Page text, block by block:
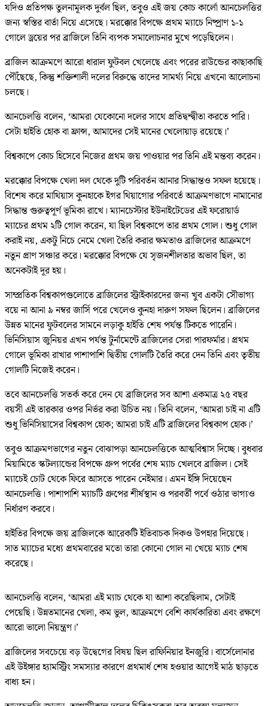
যদিও প্রতিপক্ষ তুলনামূলক দুর্বল ছিল, তবুও এই জয় কোচ কার্লো আনচেলত্তির
জন্য স্বস্তির বার্তা নিয়ে এসেছে। মরক্কোর বিপক্ষে প্রথম ম্যাচে নিষ্প্রাণ ১-১
গোলে ড্রয়ের পর ব্রাজিলে তিনি ব্যপক সমালোচনার মুখে পড়েছিলেন।
ব্রাজিল আক্রমণে আরো ধারাল ফুটবল খেলেছে এবং পরের রাউন্ডের কাছাকাছি
পৌঁছেছে, কিন্তু শক্তিশালী দলের বিরুদ্ধে তাদের সামর্থ্য নিয়ে এখনো আলোচনা
চলছে।
আনচেলত্তি বলেন, ‘আমরা যেকোনো দলের সাথে প্রতিদ্বন্দ্বীতা করতে পারি।
সেটা হাইতি হোক বা ফ্রান্স, আমাদের সেই মানের খেলোয়াড় রয়েছে।’
বিশ্বকাপে কোচ হিসেবে নিজের প্রথম জয় পাওয়ার পর তিনি এই মন্তব্য করেন।
মরক্কোর বিপক্ষে খেলা দল থেকে দুটি পরিবর্তন আনার সিদ্ধান্তও সফল হয়েছে।
বিশেষ করে মাথিয়াস কুনহাকে ইগর থিয়াগোর পরিবর্তে আক্রমণভাগে নামানোর
সিদ্ধান্ত গুরুত্বপূর্ণ ভূমিকা রাখে। ম্যানচেস্টার ইউনাইটেডের এই ফরোয়ার্ড
ম্যাচের প্রথম ২টি গোল করেন, যা ছিল বিশ্বকাপে তার প্রথম গোল। শুধু গোল
করাই নয়, একটু নিচে নেমে খেলা তৈরি করার ক্ষমতাও ব্রাজিলের আক্রমণে
নতুন প্রাণ সঞ্চার করে। মরক্কোর বিপক্ষে যে সৃজনশীলতার অভাব ছিল, তা
অনেকটাই দূর হয়।
সাম্প্রতিক বিশ্বকাপগুলোতে ব্রাজিলের স্ট্রাইকারদের জন্য খুব একটা সৌভাগ্য
বয়ে না আনা ৯ নম্বর জার্সি পরে খেলেও কুনহা দারুণ সফল ছিলেন। ব্রাজিলের
উন্নত মানের ফুটবলের সামনে লড়াকু হাইতি শেষ পর্যন্ত টিকতে পারেনি।
ভিনিসিয়াস জুনিয়র এখন পর্যন্ত টুর্নামেন্টে ব্রাজিলের সেরা পারফর্মার। প্রথম
গোলে ভূমিকা রাখার পাশাপাশি দ্বিতীয় গোলটি তৈরি করে দেন তিনি এবং তৃতীয়
গোলটি নিজেই করেন।
তবে আনচেলত্তি সতর্ক করে দেন যে ব্রাজিলের সব আশা একমাত্র ২৫ বছর
বয়সী এই তারকার ওপর নির্ভর করা উচিত নয়। তিনি বলেন, ‘আমরা চাই না এটি
শুধু ভিনিসিয়াসের বিশ্বকাপ হোক; আমরা চাই এটি ব্রাজিলের বিশ্বকাপ হোক।’
তবুও আক্রমণভাগের নতুন বোঝাপড়া আনচেলত্তিকে আত্মবিশ্বাস দিচ্ছে। বুধবার
মিয়ামিতে স্কটল্যান্ডের বিপক্ষে গ্রুপ পর্বের শেষ ম্যাচ খেলবে ব্রাজিল। সেই
ম্যাচেই চোট থেকে ফিরে আসতে পারেন নেইমার। এমন ইঙ্গি দিয়েছেন
আনচেলত্তি। পাশাপাশি ম্যাচটি গ্রুপের শীর্ষস্থান ও পরবর্তী পর্বে ওঠার ভাগ্যও
নির্ধারণ করবে।
হাইতির বিপক্ষে জয় ব্রাজিলকে আরেকটি ইতিবাচক দিকও উপহার দিয়েছে।
সাত ম্যাচের মধ্যে প্রথমবারের মতো তারা কোনো গোল না খেয়ে ম্যাচ শেষ
করেছে।
আনচেলত্তি বলেন, ‘আমরা এই ম্যাচ থেকে যা আশা করেছিলাম, সেটাই
পেয়েছি। উন্নতমানের খেলা, কম ভুল, আক্রমণে বেশি কার্যকারিতা এবং রক্ষণে
আরো ভালো নিয়ন্ত্রণ।’
ব্রাজিলের সবচেয়ে বড় উদ্বেগের বিষয় ছিল রাফিনিয়ার ইনজুরি। বার্সেলোনার
এই উইঙ্গার হ্যামস্ট্রিং সমস্যার কারণে প্রথমার্ধ শেষ হওয়ার আগেই মাঠ ছাড়তে
বাধ্য হন।